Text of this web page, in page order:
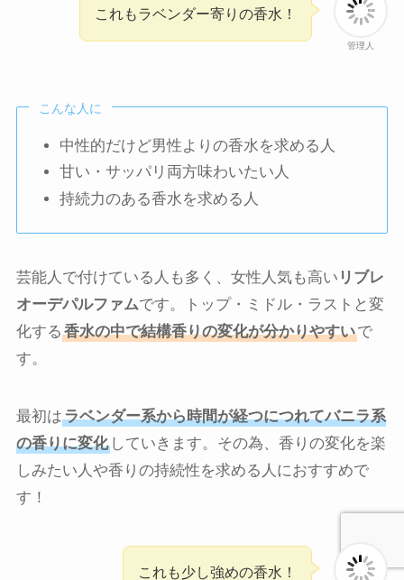
管理人
これもラベンダー寄りの香水！
こんな人に
中性的だけど男性よりの香水を求める人
甘い・サッパリ両方味わいたい人
持続力のある香水を求める人
芸能人で付けている人も多く、女性人気も高い リブレ
オーデパルファムです。トップ・ミドル・ラストと変
化する 香水の中で結構香りの変化が分かりやすいで
す。
最初はラベンダー系から時間が経つにつれてバニラ系
の香りに変化していきます。その為、香りの変化を楽
しみたい人や香りの持続性を求める人におすすめで
す！
これも少し強めの香水！